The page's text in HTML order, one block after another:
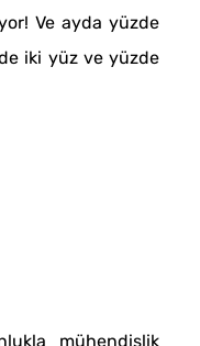
Ve ayda yüzde
iki yüz ve yüzde
mühendislik